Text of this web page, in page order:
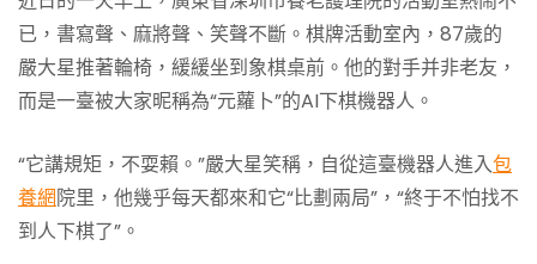
已，書寫聲、麻將聲、笑聲不斷。棋牌活動室內，87歲的
嚴大星推著輪椅，緩緩坐到象棋桌前。他的對手并非老友，
而是一臺被大家昵稱為“元蘿卜”的AI下棋機器人。
“它講規矩，不耍賴。”嚴大星笑稱，自從這臺機器人進入包
養網院里，他幾乎每天都來和它“比劃兩局”，“終于不怕找不
到人下棋了”。